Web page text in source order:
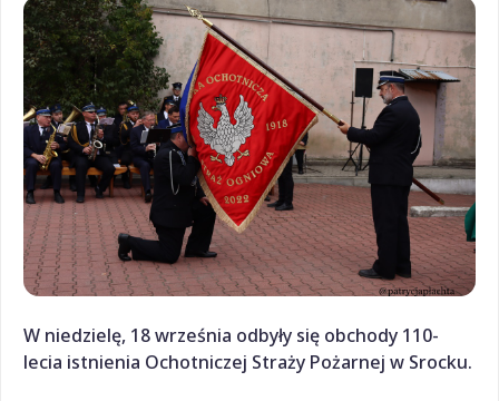
W niedzielę, 18 września odbyły się obchody 110-
lecia istnienia Ochotniczej Straży Pożarnej w Srocku.